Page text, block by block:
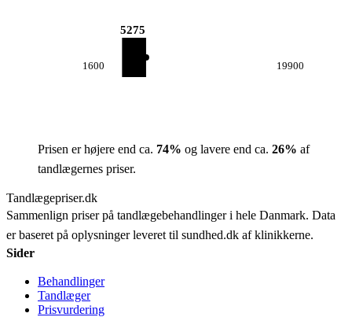
1600
5275
19900
Prisen er højere end ca. 74% og lavere end ca. 26% af
tandlægernes priser.
Tandlægepriser.dk
Sammenlign priser på tandlægebehandlinger i hele Danmark. Data
er baseret på oplysninger leveret til sundhed.dk af klinikkerne.
Sider
Behandlinger
Tandlæger
Prisvurdering